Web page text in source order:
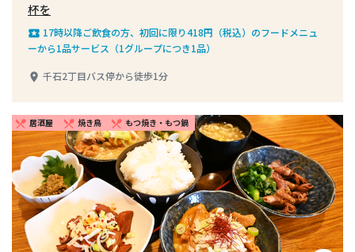
杯を
local_play 17時以降ご飲食の方、初回に限り418円（税込）のフードメニュ
ーから1品サービス（1グループにつき1品）
place 千石2丁目バス停から徒歩1分
restaurant_menu 居酒屋 restaurant_menu 焼き鳥 restaurant_menu もつ焼き・もつ鍋